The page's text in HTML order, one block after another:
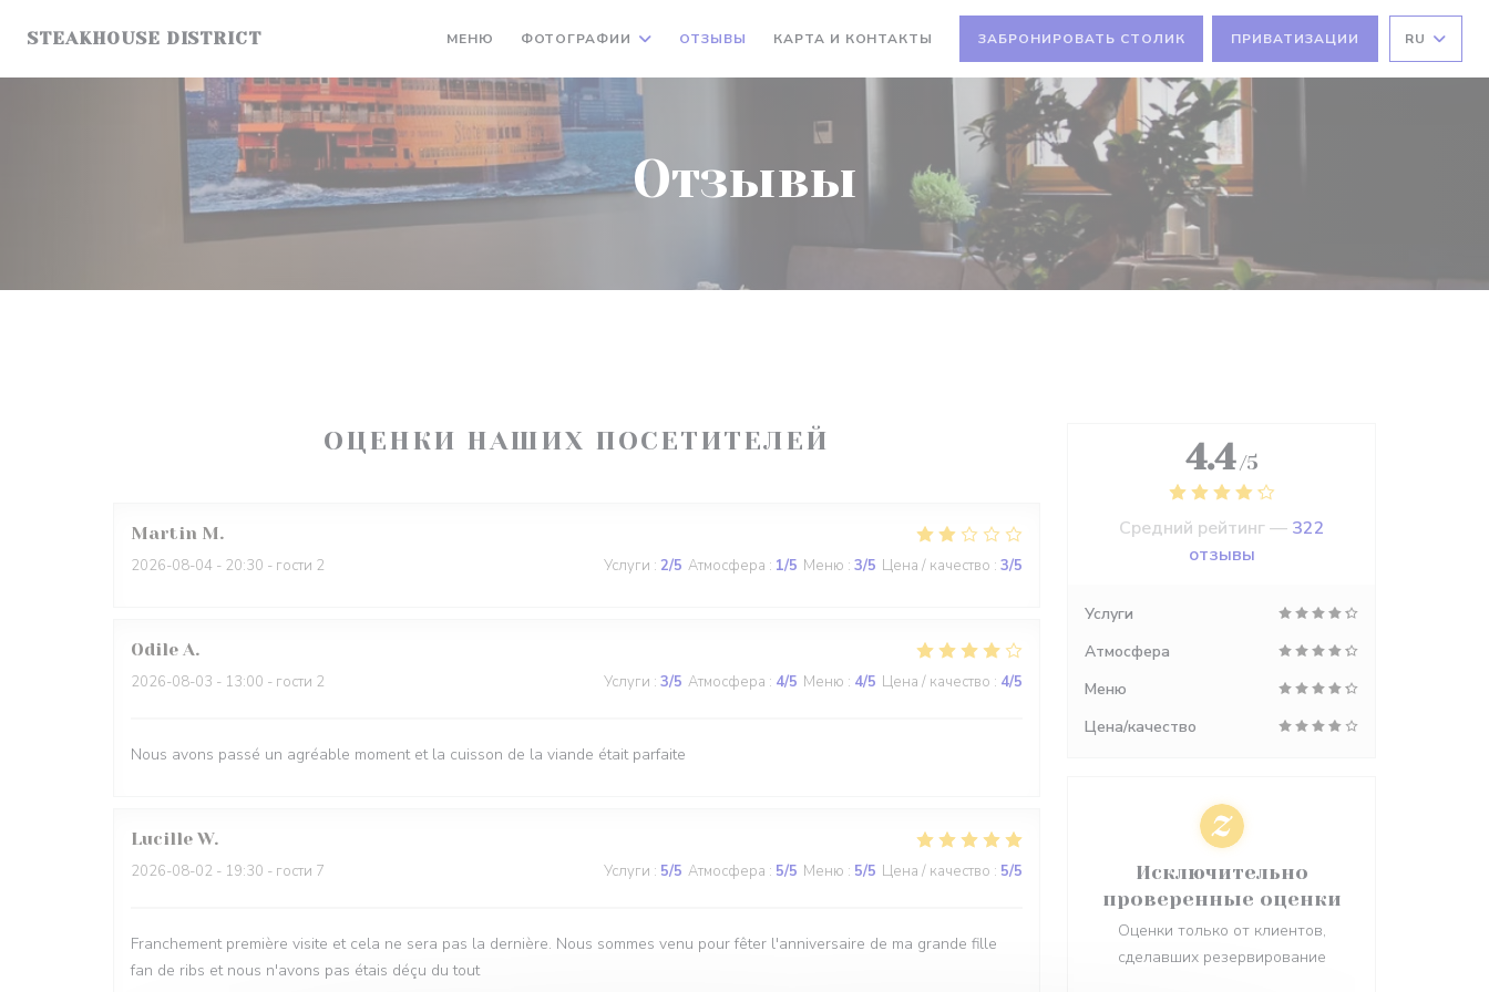
STEAKHOUSE DISTRICT МЕНЮ ФОТОГРАФИИ ОТЗЫВЫ КАРТА И КОНТАКТЫ ЗАБРОНИРОВАТЬ СТОЛИК ПРИВАТИЗАЦИИ RU
Отзывы
ОЦЕНКИ НАШИХ ПОСЕТИТЕЛЕЙ
Martin M
2026-08-04 - 20:30 - гости 2 Услуги : 2/5 Атмосфера : 1/5 Меню : 3/5 Цена / качество : 3/5
Odile A
2026-08-03 - 13:00 - гости 2 Услуги : 3/5 Атмосфера : 4/5 Меню : 4/5 Цена / качество : 4/5
Nous avons passé un agréable moment et la cuisson de la viande était parfaite
Lucille W
2026-08-02 - 19:30 - гости 7 Услуги : 5/5 Атмосфера : 5/5 Меню : 5/5 Цена / качество : 5/5
Franchement première visite et cela ne sera pas la dernière. Nous sommes venu pour fêter l'anniversaire de ma grande fille
fan de ribs et nous n'avons pas étais déçu du tout
4.4 /5
Средний рейтинг — 322
отзывы
Услуги
Атмосфера
Меню
Цена/качество
Исключительно
проверенные оценки
Оценки только от клиентов,
сделавших резервирование